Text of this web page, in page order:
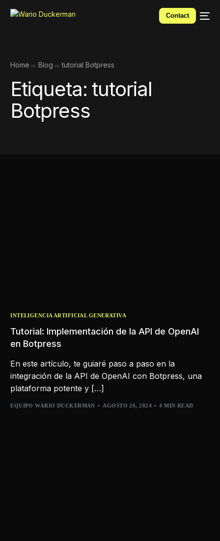
Contact
Home Blog tutorial Botpress
Etiqueta:tutorial
Botpress
INTELIGENCIA ARTIFICIAL GENERATIVA
Tutorial: Implementación de la API de OpenAI
en Botpress
En este artículo, te guiaré paso a paso en la
integración de la API de OpenAI con Botpress, una
plataforma potente y […]
EQUIPO WARIO DUCKERMAN AGOSTO 26, 2024 4 MIN READ